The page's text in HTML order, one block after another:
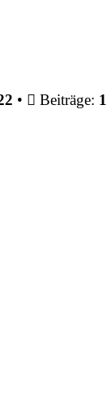
• Beiträge: 1